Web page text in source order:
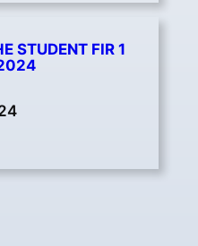
STUDENT FIR 1